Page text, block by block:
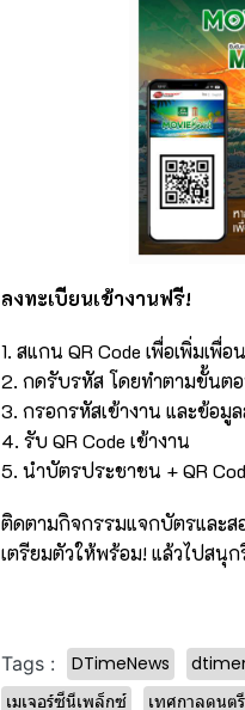
ลงทะเบียนเข้างานฟรี!
1. สแกน QR Code เพื่อเพิ่มเพื่
2. กดรับรหัส โดยทำตามขั้นต
3. กรอกรหัสเข้างาน และข้อ
4. รับ QR Code เข้างาน
5. นำบัตรประชาชน + QR
ติดตามกิจกรรมแจกบัตรและสอ
เตรียมตัวให้พร้อม! แล้วไปสนุก
Tags : DTimeNews
เมเจอร์ซีนีเพล็กซ์
เทศกาลดนต